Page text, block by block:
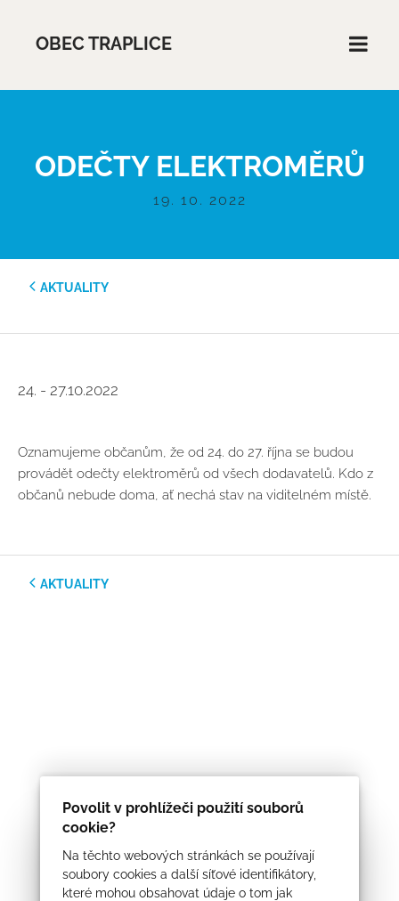
Povolit v prohlížeči použití souborů
cookie?
Na těchto webových stránkách se používají
soubory cookies a další síťové identifikátory,
které mohou obsahovat údaje o tom jak
OBEC TRAPLICE
ODEČTY ELEKTROMĚRŮ
19. 10. 2022
AKTUALITY
24. - 27.10.2022
Oznamujeme občanům, že od 24. do 27. října se budou
provádět odečty elektroměrů od všech dodavatelů. Kdo z
občanů nebude doma, ať nechá stav na viditelném místě.
AKTUALITY